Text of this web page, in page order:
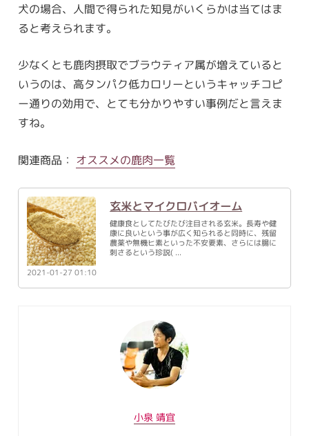
犬の場合、人間で得られた知見がいくらかは当てはま
ると考えられます。
少なくとも鹿肉摂取でブラウティア属が増えていると
いうのは、高タンパク低カロリーというキャッチコピ
ー通りの効用で、とても分かりやすい事例だと言えま
すね。
関連商品： オススメの鹿肉一覧
玄米とマイクロバイオーム
健康食としてたびたび注目される玄米。長寿や健
康に良いという事が広く知られると同時に、残留
農薬や無機ヒ素といった不安要素、さらには腸に
刺さるという珍説(
2021-01-27 01:10
小泉 靖宜